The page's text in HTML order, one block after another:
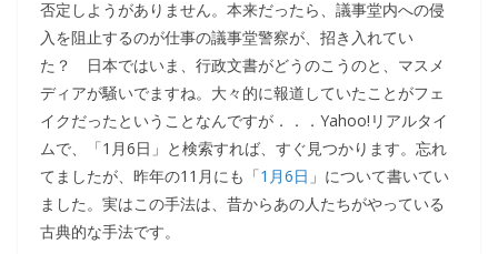
否定しようがありません。本来だったら、議事堂内への侵
入を阻止するのが仕事の議事堂警察が、招き入れてい
た？ 日本ではいま、行政文書がどうのこうのと、マスメ
ディアが騒いでますね。大々的に報道していたことがフェ
イクだったということなんですが．．．Yahoo!リアルタイ
ムで、「1月6日」と検索すれば、すぐ見つかります。忘れ
てましたが、昨年の11月にも「1月6日 」について書いてい
ました。実はこの手法は、昔からあの人たちがやっている
古典的な手法です。